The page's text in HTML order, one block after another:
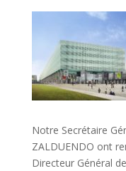
Notre Secrétaire
ZALDUENDO ont
Directeur Général